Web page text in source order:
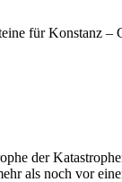
für Konstanz –
der
als noch vor